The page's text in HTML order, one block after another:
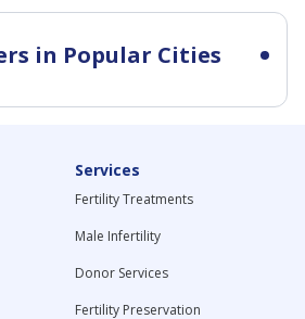
in Popular Cities
Services
Fertility Treatments
Male Infertility
Donor Services
Fertility Preservation